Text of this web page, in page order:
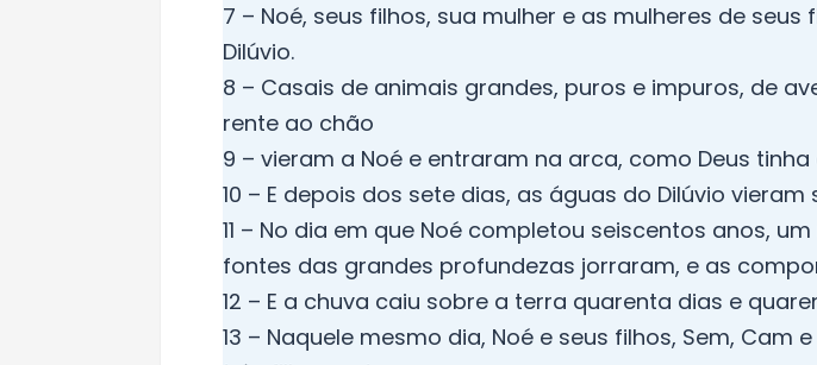
7 – Noé, seus filhos, sua mulher e as mulheres de
Dilúvio.
8 – Casais de animais grandes, puros e impuros, de
rente ao chão
9 – vieram a Noé e entraram na arca, como Deus
10 – E depois dos sete dias, as águas do Dilúvio vieram
11 – No dia em que Noé completou seiscentos anos,
fontes das grandes profundezas jorraram, e as
12 – E a chuva caiu sobre a terra quarenta dias e
13 – Naquele mesmo dia, Noé e seus filhos, Sem,